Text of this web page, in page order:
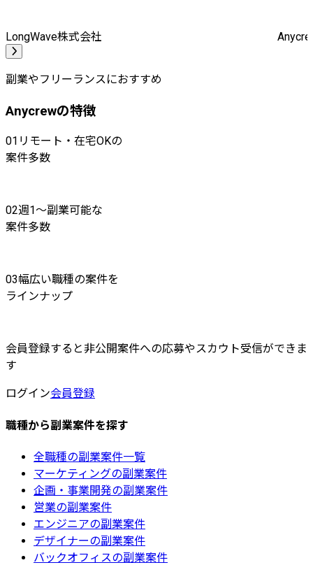
LongWave株式会社
副業やフリーランスにおすすめ
Anycrewの特徴
01 リモート・在宅OKの
案件多数
02週1〜副業可能な
案件多数
03幅広い職種の案件を
ラインナップ
会員登録すると非公開案件への応募やスカウト受信ができま
す
ログイン会員登録
職種から副業案件を探す
全職種の副業案件一覧
マーケティングの副業案件
企画・事業開発の副業案件
営業の副業案件
エンジニアの副業案件
デザイナーの副業案件
バックオフィスの副業案件